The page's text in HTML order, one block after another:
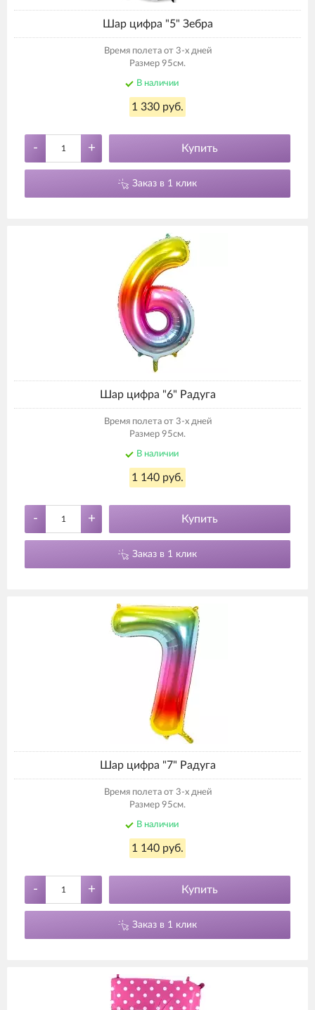
Шар цифра "5" Зебра
Время полета от 3-х дней
Размер 95см.
В наличии
1 330 руб.
- + Купить
Заказ в 1 клик
Шар цифра "6" Радуга
Время полета от 3-х дней
Размер 95см.
В наличии
1 140 руб.
- + Купить
Заказ в 1 клик
Шар цифра "7" Радуга
Время полета от 3-х дней
Размер 95см.
В наличии
1 140 руб.
- + Купить
Заказ в 1 клик